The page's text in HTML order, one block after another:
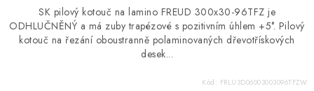
SK pilový kotouč na lamino FREUD 300x30-96TFZ je
ODHLUČNĚNÝ a má zuby trapézové s pozitivním úhlem +5°. Pilový
kotouč na řezání oboustranně polaminovaných dřevotřískových
desek...
Kód: FRLU3D06003003096TFZW